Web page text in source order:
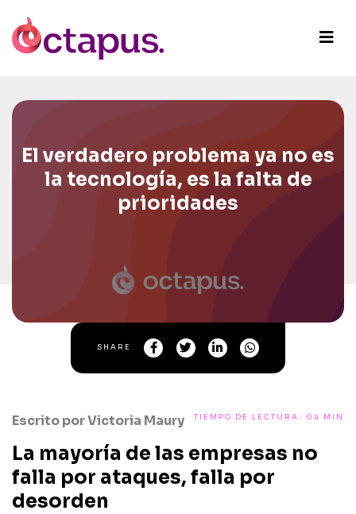
El verdadero problema ya no es
la tecnología, es la falta de
prioridades
SHARE
Escrito porVictoria Maury TIEMPO DE LECTURA: 04 MIN
La mayoría de las empresas no
falla por ataques, falla por
desorden